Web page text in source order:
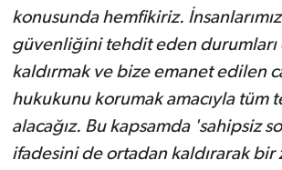
konusunda hemfikiriz.
güvenliğini tehdit eden durumları
kaldırmak ve bize emanet edilen
hukukunu korumak amacıyla tüm
alacağız. Bu kapsamda 'sahipsiz
ifadesini de ortadan kaldırarak bir